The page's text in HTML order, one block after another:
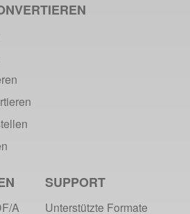
Appliance
IT-Produkte
A
A
SUPPORT
Unterstützte Formate